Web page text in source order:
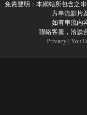
免責聲明：本網站所包含之
方串流影片
如有串流內
聯絡客服，洽談
Privacy |